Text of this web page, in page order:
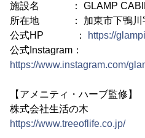
施設名 ： GLAMP CABIN
所在地 ： 加東市下鴨川
公式HP ：
https://
公式Instagram：
https://www.instagram.com/
【アメニティ・ハーブ監修】
株式会社生活の木
https://www.treeoflife.co.jp/